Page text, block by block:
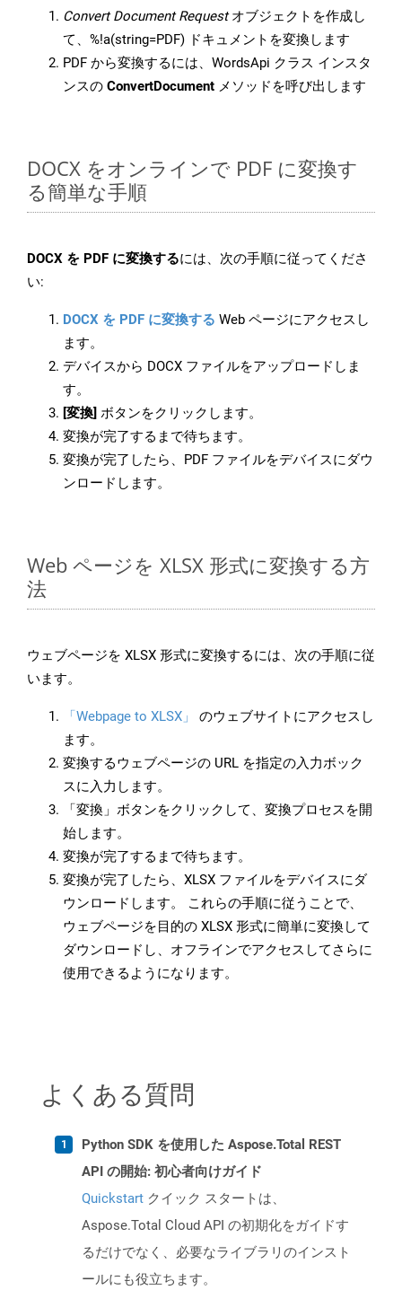
Convert Document Requestオブジェクトを作成し
て、%!a(string=PDF) ドキュメントを変換します
PDF から変換するには、WordsApi クラス インスタ
ンスの ConvertDocument メソッドを呼び出します
DOCX をオンラインで PDF に変換す
る簡単な手順
DOCX を PDF に変換するには、次の手順に従ってくださ
い:
DOCX を PDF に変換する Web ページにアクセスし
ます。
デバイスから DOCX ファイルをアップロードしま
す。
[変換] ボタンをクリックします。
変換が完了するまで待ちます。
変換が完了したら、PDF ファイルをデバイスにダウ
ンロードします。
Web ページを XLSX 形式に変換する方
法
ウェブページを XLSX 形式に変換するには、次の手順に従
います。
「Webpage to XLSX」
のウェブサイトにアクセスし
ます。
変換するウェブページの URL を指定の入力ボック
スに入力します。
「変換」ボタンをクリックして、変換プロセスを開
始します。
変換が完了するまで待ちます。
変換が完了したら、XLSX ファイルをデバイスにダ
ウンロードします。 これらの手順に従うことで、
ウェブページを目的の XLSX 形式に簡単に変換して
ダウンロードし、オフラインでアクセスしてさらに
使用できるようになります。
よくある質問
Python SDK を使用した Aspose.Total REST
API の開始: 初心者向けガイド
Quickstart クイック スタートは、
Aspose.Total Cloud API の初期化をガイドす
るだけでなく、必要なライブラリのインスト
ールにも役立ちます。